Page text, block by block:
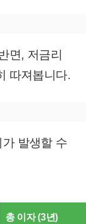
면, 저금리
따져봅니다.
발생할 수
총 이자 (3년)